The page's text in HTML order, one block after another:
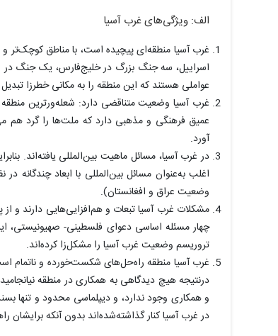
الف: ویژگی‌های غرب آسیا
غرب آسیا منطقه‌ای پیچیده است، با مناطق کوچک‌تر
اسراییل، سه جنگ بزرگ در خلیج‌فارس، یک جنگ در
عواملی هستند که این منطقه را به مکانی خطرزا تبدیل
غرب آسیا وضعیت متناقضی دارد: شعله‌ورترین
عمیق فرهنگی و مذهبی دارد که ملت‌ها را گرد هم
آورد.
در غرب آسیا، مسائل ماهیت بین‌المللی یافته‌اند.
اغلب به‌عنوان مسائل بین‌المللی با ابعاد
وضعیت عراق و افغانستان).
مشکلات غرب آسیا تبعات و هم‌افزایی‌هایی دارند و
چهار مسئله اساسی دعوای فلسطینی- صهیونیستی،
تروریسم وضعیت غرب آسیا را مشکل‌زا کرده‌اند.
غرب آسیا منطقه راه‌حل‌های شکست‌خورده و ناتمام
درنتیجه هیچ دیدگاهی به همکاری در منطقه
و همکاری وجود ندارد، و دیپلماسی محدود و تنها
در غرب آسیا کنار گذاشته‌شده‌اند بدون آنکه برایشان